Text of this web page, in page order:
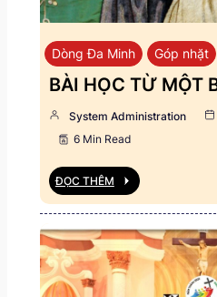
Dòng Đa Minh Góp nhặt
BÀI HỌC TỪ MỘT
System Administration
6 Min Read
ĐỌC THÊM